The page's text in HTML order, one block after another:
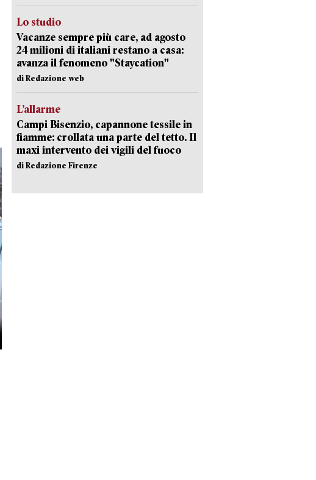
Lo studio
Vacanze sempre più care, ad agosto
24 milioni di italiani restano a casa:
avanza il fenomeno "Staycation"
di Redazione web
L’allarme
Campi Bisenzio, capannone tessile in
fiamme: crollata una parte del tetto. Il
maxi intervento dei vigili del fuoco
di Redazione Firenze